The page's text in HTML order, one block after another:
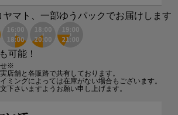
マト、一部ゆうパックでお届けします
可能！
せ※
店舗と各販路で共有しております。
ミングによっては在庫がない場合もございます。
下さいますようお願い申し上げます。